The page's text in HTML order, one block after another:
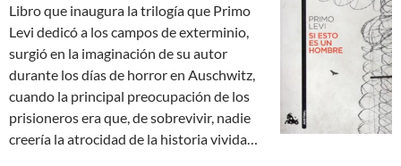
Libro que inaugura la trilogía que Primo
Levi dedicó a los campos de exterminio,
surgió en la imaginación de su autor
durante los días de horror en Auschwitz,
cuando la principal preocupación de los
prisioneros era que, de sobrevivir, nadie
creería la atrocidad de la historia vivida…